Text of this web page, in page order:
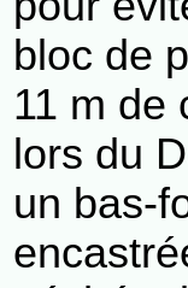
bloc de
11 m de
lors du
un bas-